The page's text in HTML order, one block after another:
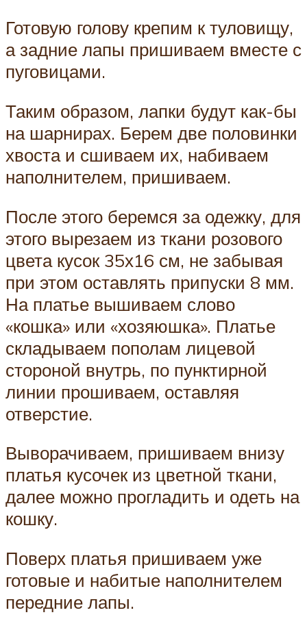
Готовую голову крепим к туловищу,
а задние лапы пришиваем вместе с
пуговицами.
Таким образом, лапки будут как-бы
на шарнирах. Берем две половинки
хвоста и сшиваем их, набиваем
наполнителем, пришиваем.
После этого беремся за одежку, для
этого вырезаем из ткани розового
цвета кусок 35х16 см, не забывая
при этом оставлять припуски 8 мм.
На платье вышиваем слово
«кошка» или «хозяюшка». Платье
складываем пополам лицевой
стороной внутрь, по пунктирной
линии прошиваем, оставляя
отверстие.
Выворачиваем, пришиваем внизу
платья кусочек из цветной ткани,
далее можно прогладить и одеть на
кошку.
Поверх платья пришиваем уже
готовые и набитые наполнителем
передние лапы.